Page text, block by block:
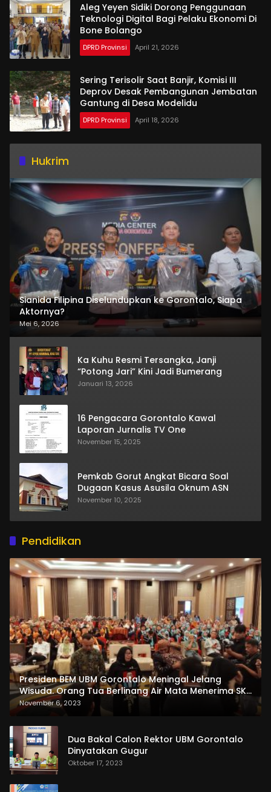
Aleg Yeyen Sidiki Dorong Penggunaan
Teknologi Digital Bagi Pelaku Ekonomi Di
Bone Bolango
DPRD Provinsi April 21, 2026
Sering Terisolir Saat Banjir, Komisi III
Deprov Desak Pembangunan Jembatan
Gantung di Desa Modelidu
DPRD Provinsi April 18, 2026
Hukrim
Sianida Filipina Diselundupkan ke Gorontalo, Siapa
Aktornya?
Mei 6, 2026
Ka Kuhu Resmi Tersangka, Janji
“Potong Jari” Kini Jadi Bumerang
Januari 13, 2026
16 Pengacara Gorontalo Kawal
Laporan Jurnalis TV One
November 15, 2025
Pemkab Gorut Angkat Bicara Soal
Dugaan Kasus Asusila Oknum ASN
November 10, 2025
Pendidikan
Presiden BEM UBM Gorontalo Meningal Jelang
Wisuda. Orang Tua Berlinang Air Mata Menerima SKL
dan Pemasangan Salempang
November 6, 2023
Dua Bakal Calon Rektor UBM Gorontalo
Dinyatakan Gugur
Oktober 17, 2023